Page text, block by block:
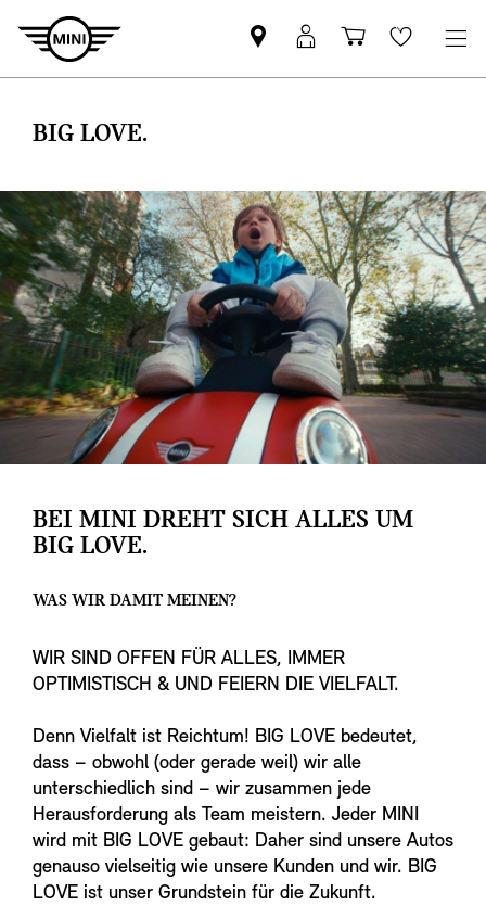
MINI
Partner
Mein
MINI
Shopping
cart
Wishlist
BIG LOVE.
BEI MINI DREHT SICH ALLES UM
BIG LOVE.
WAS WIR DAMIT MEINEN?
WIR SIND OFFEN FÜR ALLES, IMMER
OPTIMISTISCH & UND FEIERN DIE VIELFALT.
Denn Vielfalt ist Reichtum! BIG LOVE bedeutet,
dass – obwohl (oder gerade weil) wir alle
unterschiedlich sind – wir zusammen jede
Herausforderung als Team meistern. Jeder MINI
wird mit BIG LOVE gebaut: Daher sind unsere Autos
genauso vielseitig wie unsere Kunden und wir. BIG
LOVE ist unser Grundstein für die Zukunft.